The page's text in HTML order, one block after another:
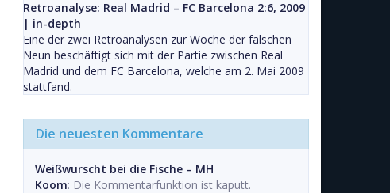
Retroanalyse: Real Madrid – FC Barcelona 2:6, 2009
| in-depth
Eine der zwei Retroanalysen zur Woche der falschen
Neun beschäftigt sich mit der Partie zwischen Real
Madrid und dem FC Barcelona, welche am 2. Mai 2009
stattfand.
Die neuesten Kommentare
Weißwurscht bei die Fische – MH
Koom: Die Kommentarfunktion ist kaputt.